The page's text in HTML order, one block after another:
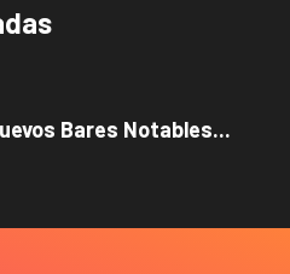
Bares Notables...